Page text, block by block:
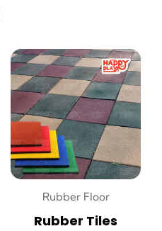
Rubber Floor
Rubber Tiles